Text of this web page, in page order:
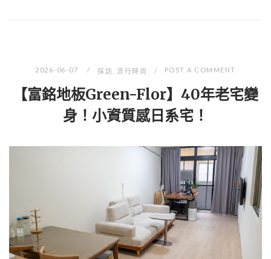
2026-06-07 採訪 ,流行時尚 POST A COMMENT
【富銘地板Green-Flor】40年老宅變
身！小資質感日系宅！